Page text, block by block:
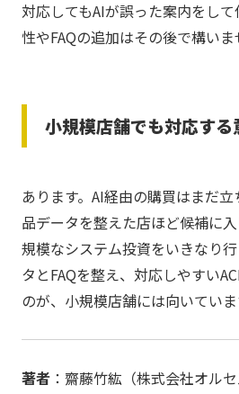
対応してもAIが誤った案内をし
性やFAQの追加はその後で構いま
小規模店舗でも対応す
あります。AI経由の購買はまだ
品データを整えた店ほど候補に
規模なシステム投資をいきなり
タとFAQを整え、対応しやすい
のが、小規模店舗には向いていま
著者：齋藤竹紘（株式会社オル